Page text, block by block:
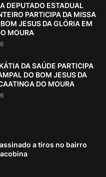
DEPUTADO ESTADUAL
PARTICIPA DA MISSA
JESUS DA GLÓRIA EM
MOURA
DA SAÚDE PARTICIPA
DO BOM JESUS DA
DO MOURA
a tiros no bairro